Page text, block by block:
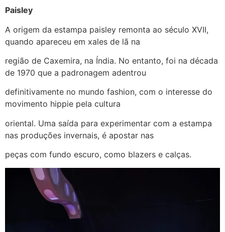
Paisley
A origem da estampa paisley remonta ao século XVII,
quando apareceu em xales de lã na
região de Caxemira, na Índia. No entanto, foi na década
de 1970 que a padronagem adentrou
definitivamente no mundo fashion, com o interesse do
movimento hippie pela cultura
oriental. Uma saída para experimentar com a estampa
nas produções invernais, é apostar nas
peças com fundo escuro, como blazers e calças.